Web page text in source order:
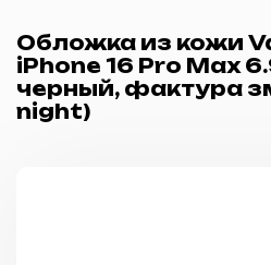
Обложка из кожи
iPhone 16 Pro Max
черный, фактура
night)